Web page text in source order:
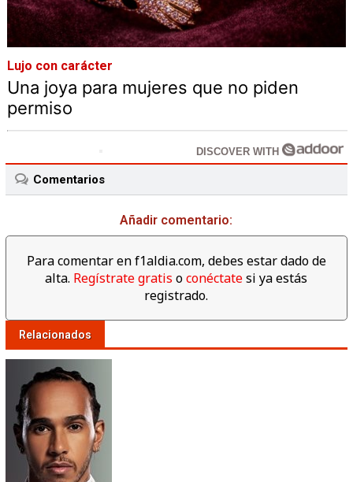
Lujo con carácter
Una joya para mujeres que no piden
permiso
DISCOVER WITH
Comentarios
Añadir comentario:
Para comentar en f1aldia.com, debes estar dado de
alta. Regístrate gratis oconéctatesi ya estás
registrado.
Relacionados